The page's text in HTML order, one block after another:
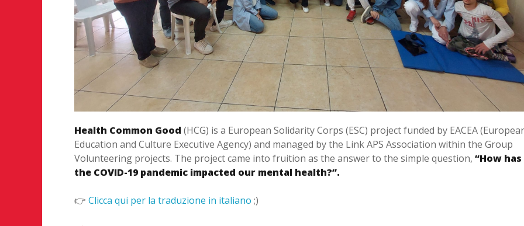
Health Common Good (HCG) is a European Solidarity Corps (ESC) project funded by EACEA
Education and Culture Executive Agency) and managed by the Link APS Association within the Group
Volunteering projects. The project came into fruition as the answer to the simple question, “How has
the COVID-19 pandemic impacted our mental health?”.
👉 Clicca qui per la traduzione in italiano ;)